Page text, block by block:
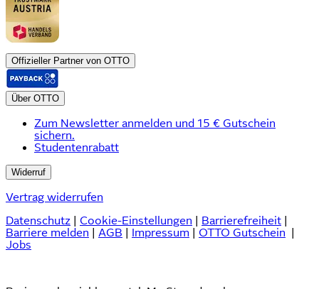
Offizieller Partner von OTTO
Über OTTO
Zum Newsletter anmelden und 15 € Gutschein
sichern.
Studentenrabatt
Widerruf
Vertrag widerrufen
Datenschutz
Cookie-Einstellungen Barrierefreiheit
Barriere melden
AGB Impressum OTTO Gutschein
Jobs